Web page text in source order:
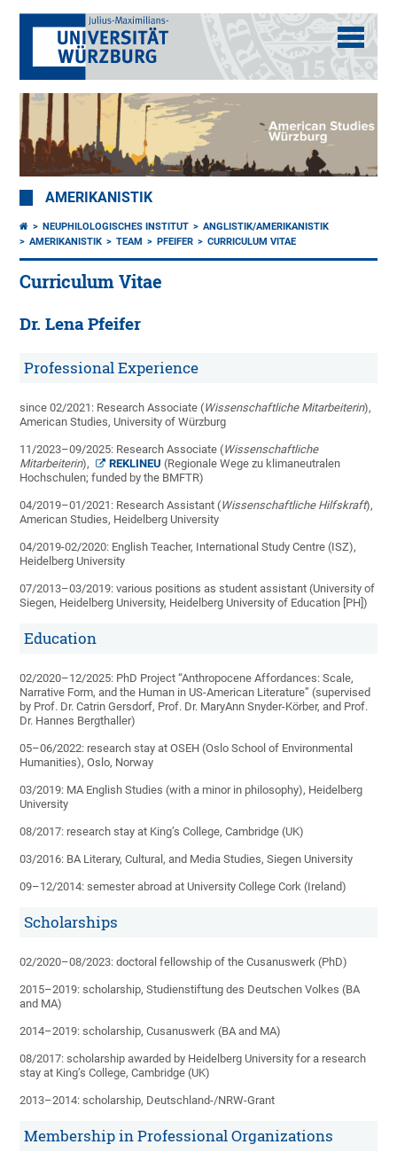
AMERIKANISTIK
NEUPHILOLOGISCHES INSTITUT
ANGLISTIK/AMERIKANISTIK
AMERIKANISTIK
TEAM PFEIFER CURRICULUM VITAE
Curriculum Vitae
Dr. Lena Pfeifer
Professional Experience
since 02/2021: Research Associate (Wissenschaftliche Mitarbeiterin),
American Studies, University of Würzburg
11/2023–09/2025: Research Associate (Wissenschaftliche
Mitarbeiterin), REKLINEU (Regionale Wege zu klimaneutralen
Hochschulen; funded by the BMFTR)
04/2019–01/2021: Research Assistant (Wissenschaftliche Hilfskraft),
American Studies, Heidelberg University
04/2019-02/2020: English Teacher, International Study Centre (ISZ),
Heidelberg University
07/2013–03/2019: various positions as student assistant (University of
Siegen, Heidelberg University, Heidelberg University of Education [PH])
Education
02/2020–12/2025: PhD Project “Anthropocene Affordances: Scale,
Narrative Form, and the Human in US-American Literature” (supervised
by Prof. Dr. Catrin Gersdorf, Prof. Dr. MaryAnn Snyder-Körber, and Prof.
Dr. Hannes Bergthaller)
05–06/2022: research stay at OSEH (Oslo School of Environmental
Humanities), Oslo, Norway
03/2019: MA English Studies (with a minor in philosophy), Heidelberg
University
08/2017: research stay at King’s College, Cambridge (UK)
03/2016: BA Literary, Cultural, and Media Studies, Siegen University
09–12/2014: semester abroad at University College Cork (Ireland)
Scholarships
02/2020–08/2023: doctoral fellowship of the Cusanuswerk (PhD)
2015–2019: scholarship, Studienstiftung des Deutschen Volkes (BA
and MA)
2014–2019: scholarship, Cusanuswerk (BA and MA)
08/2017: scholarship awarded by Heidelberg University for a research
stay at King’s College, Cambridge (UK)
2013–2014: scholarship, Deutschland-/NRW-Grant
Membership in Professional Organizations